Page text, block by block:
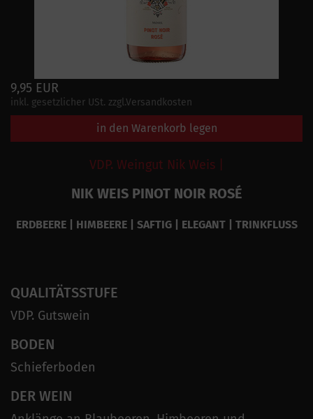
9,95 EUR
inkl. gesetzlicher USt. zzgl.Versandkosten
in den Warenkorb legen
VDP. Weingut Nik Weis |
NIK WEIS PINOT NOIR ROSÉ
ERDBEERE | HIMBEERE | SAFTIG | ELEGANT | TRINKFLUSS
QUALITÄTSSTUFE
VDP. Gutswein
BODEN
Schieferboden
DER WEIN